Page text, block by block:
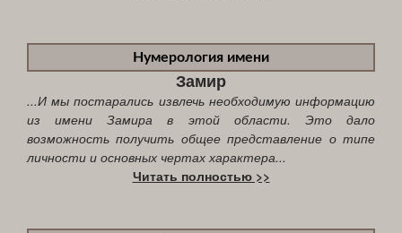
Нумерология имени
Замир
...И мы постарались извлечь необходимую информацию
из имени Замира в этой области. Это дало
возможность получить общее представление о типе
личности и основных чертах характера...
Читать полностью >>